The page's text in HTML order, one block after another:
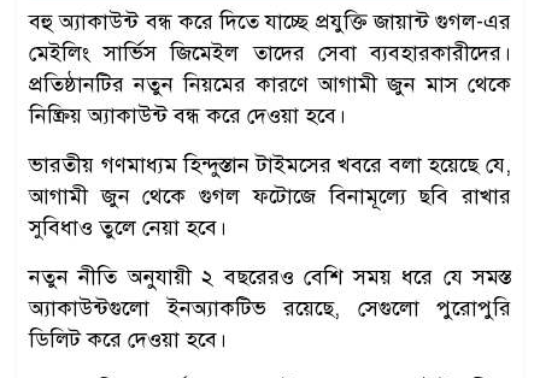
বহু অ্যাকাউন্ট বন্ধ করে দিতে যাচ্ছে প্রযুক্তি জায়ান্ট গুগল-এর
মেইলিং সার্ভিস জিমেইল তাদের সেবা ব্যবহারকারীদের।
প্রতিষ্ঠানটির নতুন নিয়মের কারণে আগামী জুন মাস থেকে
নিষ্ক্রিয় অ্যাকাউন্ট বন্ধ করে দেওয়া হবে।
ভারতীয় গণমাধ্যম হিন্দুস্তান টাইমসের খবরে বলা হয়েছে যে,
আগামী জুন থেকে গুগল ফটোজে বিনামূল্যে ছবি রাখার
সুবিধাও তুলে নেয়া হবে।
নতুন নীতি অনুযায়ী ২ বছরেরও বেশি সময় ধরে যে সমস্ত
অ্যাকাউন্টগুলো ইনঅ্যাকটিভ রয়েছে, সেগুলো পুরোপুরি
ডিলিট করে দেওয়া হবে।